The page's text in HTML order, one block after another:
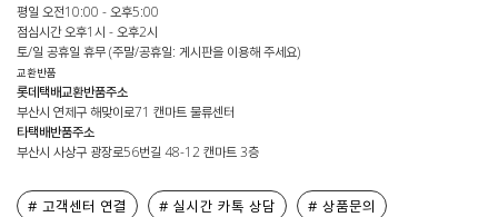
평일 오전10:00 - 오후5:00
점심시간 오후1시 - 오후2시
토/일 공휴일 휴무 (주말/공휴일: 게시판을 이용해 주세요)
교환반품
롯데택배교환반품주소
부산시 연제구 해맞이로71 캔마트 물류센터
타택배반품주소
부산시 사상구 광장로56번길 48-12 캔마트 3층
# 고객센터 연결 # 실시간 카톡 상담
# 상품문의